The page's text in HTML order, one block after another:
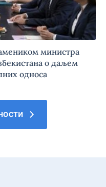
министра
о даљем
односа